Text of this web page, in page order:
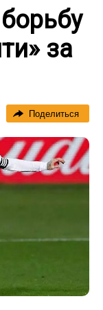
за
Поделиться